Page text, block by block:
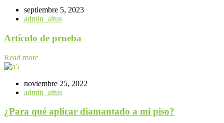
septiembre 5, 2023
admin_altus
Artículo de prueba
Read more
noviembre 25, 2022
admin_altus
¿Para qué aplicar diamantado a mi piso?